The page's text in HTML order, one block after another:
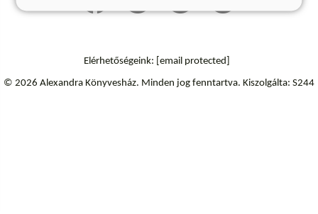
Elérhetőségeink: [email protected]
© 2026 Alexandra Könyvesház. Minden jog fenntartva. Kiszolgálta: S244